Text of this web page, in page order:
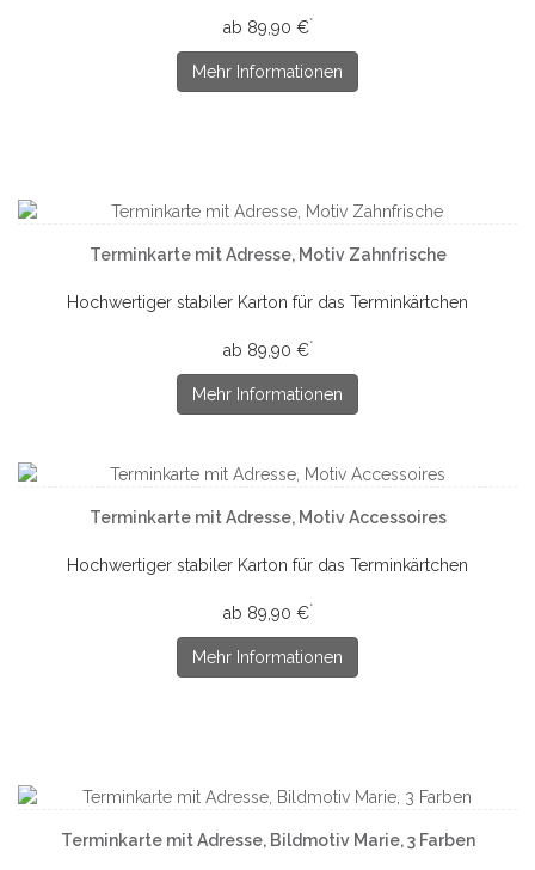
ab 89,90 €*
Mehr Informationen
Terminkarte mit Adresse, Motiv Zahnfrische
Hochwertiger stabiler Karton für das Terminkärtchen
ab 89,90 €*
Mehr Informationen
Terminkarte mit Adresse, Motiv Accessoires
Hochwertiger stabiler Karton für das Terminkärtchen
ab 89,90 €*
Mehr Informationen
Terminkarte mit Adresse, Bildmotiv Marie, 3 Farben